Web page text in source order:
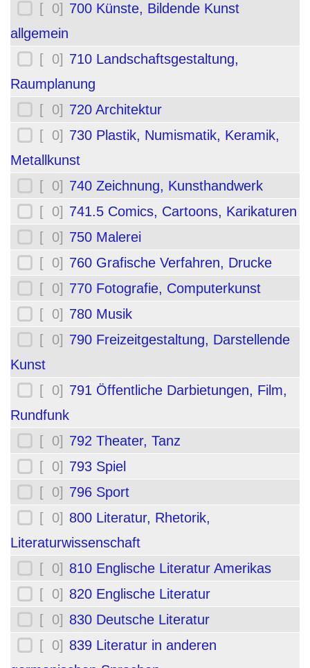
[ 0] 700 Künste, Bildende Kunst
allgemein
[ 0] 710 Landschaftsgestaltung,
Raumplanung
[ 0] 720 Architektur
[ 0] 730 Plastik, Numismatik, Keramik,
Metallkunst
[ 0] 740 Zeichnung, Kunsthandwerk
[ 0] 741.5 Comics, Cartoons, Karikaturen
[ 0] 750 Malerei
[ 0] 760 Grafische Verfahren, Drucke
[ 0] 770 Fotografie, Computerkunst
[ 0] 780 Musik
[ 0] 790 Freizeitgestaltung, Darstellende
Kunst
[ 0] 791 Öffentliche Darbietungen, Film,
Rundfunk
[ 0] 792 Theater, Tanz
[ 0] 793 Spiel
[ 0] 796 Sport
[ 0] 800 Literatur, Rhetorik,
Literaturwissenschaft
[ 0] 810 Englische Literatur Amerikas
[ 0] 820 Englische Literatur
[ 0] 830 Deutsche Literatur
[ 0] 839 Literatur in anderen